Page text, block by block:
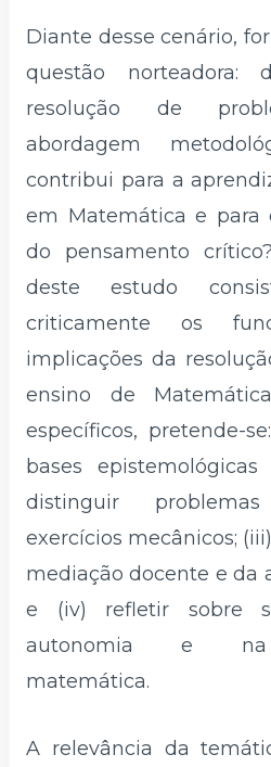
Diante desse cenário,
questão
resolução de
abordagem
contribui para a
em Matemática e para
do pensamento
deste estudo
criticamente os
implicações da
ensino de
específicos, pretende-
bases
distinguir
exercícios mecânicos;
mediação docente e da
e (iv) refletir sobre
autonomia e na
matemática.
A relevância da